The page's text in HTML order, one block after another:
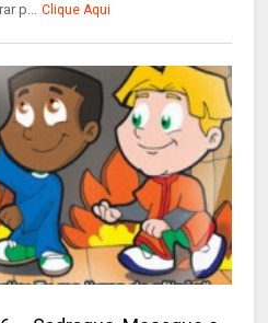
p... Clique Aqui